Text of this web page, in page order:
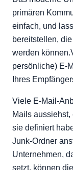
primären
einfach, und
bereitstellen,
werden
persönliche) E-
Ihres
Viele E-Mail-
Mails
sie definiert
Junk-Ordner
Unternehmen,
setzt, können